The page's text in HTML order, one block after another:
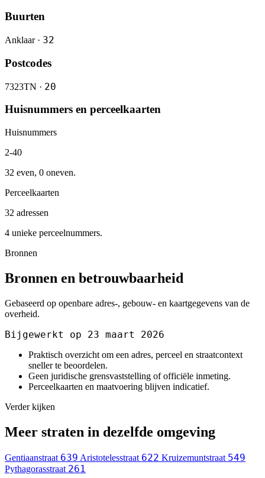
Buurten
Anklaar · 32
Postcodes
7323TN · 20
Huisnummers en perceelkaarten
Huisnummers
2-40
32 even, 0 oneven.
Perceelkaarten
32 adressen
4 unieke perceelnummers.
Bronnen
Bronnen en betrouwbaarheid
Gebaseerd op openbare adres-, gebouw- en kaartgegevens van de
overheid.
Bijgewerkt op 23 maart 2026
Praktisch overzicht om een adres, perceel en straatcontext
sneller te beoordelen.
Geen juridische grensvaststelling of officiële inmeting.
Perceelkaarten en maatvoering blijven indicatief.
Verder kijken
Meer straten in dezelfde omgeving
Gentiaanstraat 639 Aristotelesstraat 622 Kruizemuntstraat 549
Pythagorasstraat 261